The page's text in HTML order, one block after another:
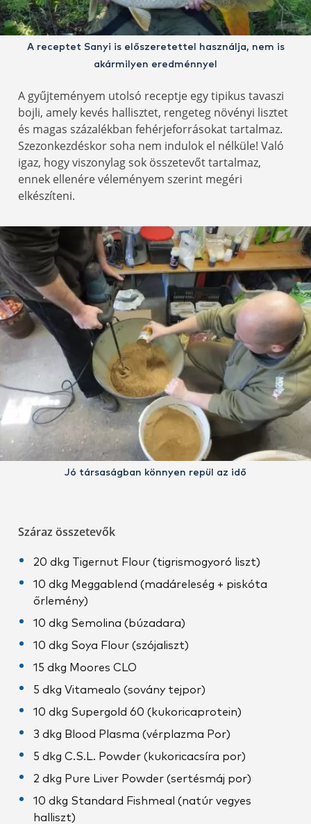
A receptet Sanyi is előszeretettel használja, nem is
akármilyen eredménnyel
A gyűjteményem utolsó receptje egy tipikus tavaszi
bojli, amely kevés hallisztet, rengeteg növényi lisztet
és magas százalékban fehérjeforrásokat tartalmaz.
Szezonkezdéskor soha nem indulok el nélküle! Való
igaz, hogy viszonylag sok összetevőt tartalmaz,
ennek ellenére véleményem szerint megéri
elkészíteni.
Jó társaságban könnyen repül az idő
Száraz összetevők
20 dkg Tigernut Flour (tigrismogyoró liszt)
10 dkg Meggablend (madáreleség + piskóta
őrlemény)
10 dkg Semolina (búzadara)
10 dkg Soya Flour (szójaliszt)
15 dkg Moores CLO
5 dkg Vitamealo (sovány tejpor)
10 dkg Supergold 60 (kukoricaprotein)
3 dkg Blood Plasma (vérplazma Por)
5 dkg C.S.L. Powder (kukoricacsíra por)
2 dkg Pure Liver Powder (sertésmáj por)
10 dkg Standard Fishmeal (natúr vegyes
halliszt)